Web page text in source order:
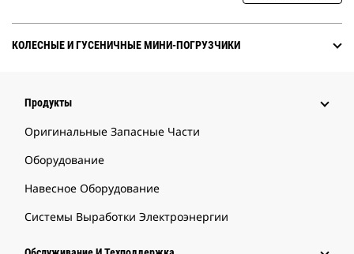
КОЛЕСНЫЕ И ГУСЕНИЧНЫЕ МИНИ-ПОГРУЗЧИКИ
Продукты
Оригинальные Запасные Части
Оборудование
Навесное Оборудование
Системы Выработки Электроэнергии